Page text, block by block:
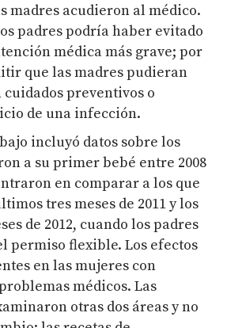
madres acudieron al médico.
padres podría haber evitado
médica más grave; por
que las madres pudieran
preventivos o
de una infección.
incluyó datos sobre los
a su primer bebé entre 2008
en comparar a los que
tres meses de 2011 y los
de 2012, cuando los padres
permiso flexible. Los efectos
en las mujeres con
médicos. Las
otras dos áreas y no